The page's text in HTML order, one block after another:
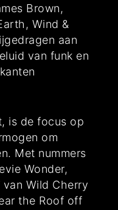
Brown,
Wind &
aan
van funk en
is de focus op
om
Met nummers
Wonder,
van Wild Cherry
the Roof off